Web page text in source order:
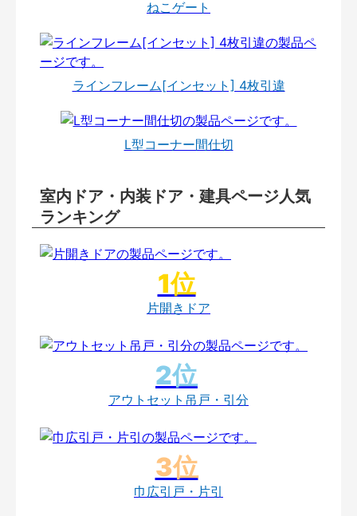
ねこゲート
ラインフレーム[インセット] 4枚引違
L型コーナー間仕切
室内ドア・内装ドア・建具ページ人気
ランキング
片開きドア
アウトセット吊戸・引分
巾広引戸・片引